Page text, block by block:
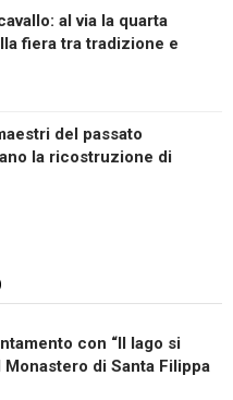
al via la quarta
fiera tra tradizione e
del passato
la ricostruzione di
con “Il lago si
Monastero di Santa Filippa